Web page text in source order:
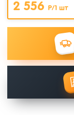
2 556 Р/1 шт